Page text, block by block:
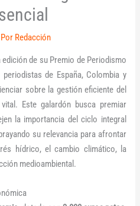
Redacción
de su Premio de Periodismo
de España, Colombia y
sobre la gestión eficiente del
Este galardón busca premiar
la importancia del ciclo integral
su relevancia para afrontar
hídrico, el cambio climático, la
medioambiental.